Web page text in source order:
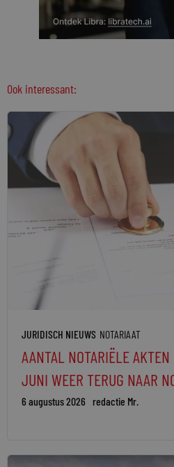
Ook interessant:
JURIDISCH NIEUWS NOTARIAAT
AANTAL NOTARIËLE
JUNI WEER TERUG NAAR
6 augustus 2026 redactie Mr.